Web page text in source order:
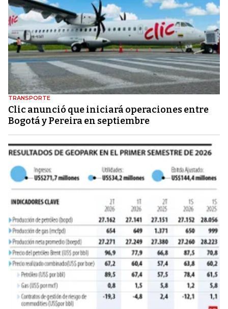
TRANSPORTE
Clic anunció que iniciará operaciones entre
Bogotá y Pereira en septiembre